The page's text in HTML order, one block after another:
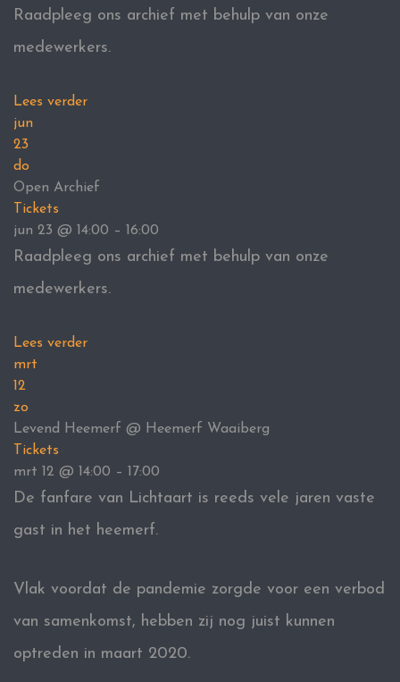
Raadpleeg ons archief met behulp van onze
medewerkers.
Lees verder
jun
23
do
Open Archief
Tickets
jun 23 @ 14:00 – 16:00
Raadpleeg ons archief met behulp van onze
medewerkers.
Lees verder
mrt
12
zo
Levend Heemerf @ Heemerf Waaiberg
Tickets
mrt 12 @ 14:00 – 17:00
De fanfare van Lichtaart is reeds vele jaren vaste
gast in het heemerf.
Vlak voordat de pandemie zorgde voor een verbod
van samenkomst, hebben zij nog juist kunnen
optreden in maart 2020.